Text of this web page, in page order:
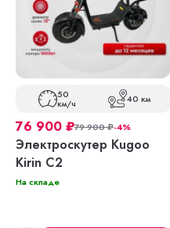
50
км/ч 40 км
76 900 ₽79 900₽-4%
Электроскутер Kugoo
Kirin C2
На складе